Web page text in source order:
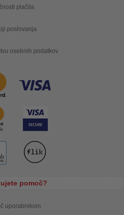
plačila
poslovanja
osebnih podatkov
pomoč?
uporabnikom